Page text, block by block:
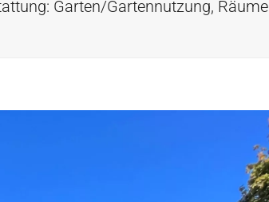
Garten/Gartennutzung, Räume